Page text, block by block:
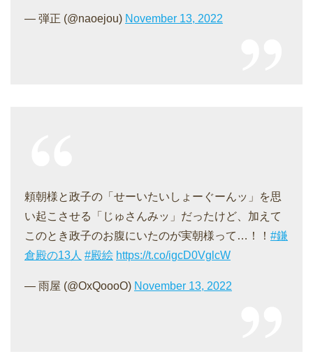
— 弾正 (@naoejou) November 13, 2022
頼朝様と政子の「せーいたいしょーぐーんッ」を思
い起こさせる「じゅさんみッ」だったけど、加えて
このとき政子のお腹にいたのが実朝様って…！！ #鎌
倉殿の13人 #殿絵 https://t.co/igcD0VglcW
— 雨屋 (@OxQoooO) November 13, 2022